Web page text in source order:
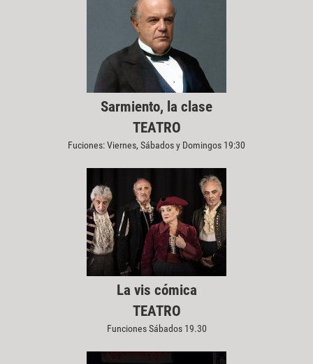
Sarmiento, la clase
TEATRO
Fuciones: Viernes, Sábados y Domingos 19:30
La vis cómica
TEATRO
Funciones Sábados 19.30